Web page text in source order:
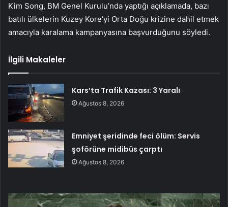
Kim Song, BM Genel Kurulu’nda yaptığı açıklamada, bazı
batılı ülkelerin Kuzey Kore’yi Orta Doğu krizine dahil etmek
amacıyla karalama kampanyasına başvurduğunu söyledi.
İlgili Makaleler
Kars’ta Trafik Kazası: 3 Yaralı
Ağustos 8, 2026
Emniyet şeridinde feci ölüm: Servis
şoförüne midibüs çarptı
Ağustos 8, 2026